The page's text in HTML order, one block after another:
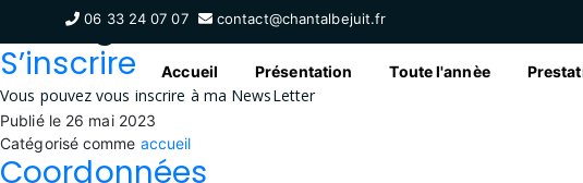
06 33 24 07 07 contact@chantalbejuit.fr
Accueil Présentation Toute l'annèe
Catégorie :accueil
S’inscrire
Vous pouvez vous inscrire à ma NewsLetter
Publié le 26 mai 2023
Catégorisé comme accueil
Coordonnées